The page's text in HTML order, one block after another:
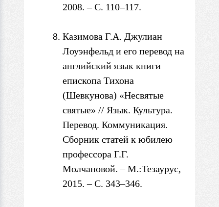
2008. – С. 110–117.
Казимова Г.А. Джулиан
Лоуэнфельд и его перевод на
английский язык книги
епископа Тихона
(Шевкунова) «Несвятые
святые» // Язык. Культура.
Перевод. Коммуникация.
Сборник статей к юбилею
профессора Г.Г.
Молчановой. – М.:Тезаурус,
2015. –С. 343–346.